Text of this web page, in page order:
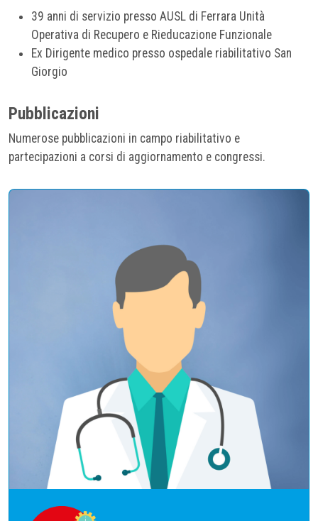
39 anni di servizio presso AUSL di Ferrara Unità
Operativa di Recupero e Rieducazione Funzionale
Ex Dirigente medico presso ospedale riabilitativo San
Giorgio
Pubblicazioni
Numerose pubblicazioni in campo riabilitativo e
partecipazioni a corsi di aggiornamento e congressi.